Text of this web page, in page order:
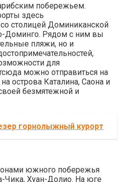
побережьем.
здесь
столицей Доминиканской
Доминго. Рядом с ним вы
пляжи, но и
для
можно отправиться на
острова Каталина, Саона и
безмятежной и
горнолыжный курорт
южного побережья
Чика, Хуан-Долио. На юге